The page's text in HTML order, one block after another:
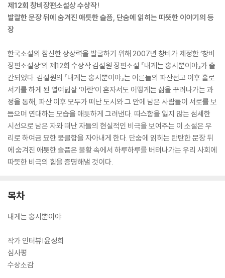
제12회 창비장편소설상 수상작!
발랄한 문장 뒤에 숨겨진 애틋한 슬픔, 단숨에 읽히는 따뜻한 이야기의 등
장
한국소설의 참신한 상상력을 발굴하기 위해 2007년 창비가 제정한 ‘창비
장편소설상’의 제12회 수상작 김설원 장편소설 『내게는 홍시뿐이야』가 출
간되었다. 김설원의 『내게는 홍시뿐이야』는 어른들의 파산선고 이후 홀로
서기를 하게 된 열여덟살 ‘아란’이 혼자서도 어떻게든 삶을 꾸려나가는 과
정을 통해, 파산 이후 모두가 떠난 도시와 그 안에 남은 사람들이 서로를 보
듬으며 연대하는 모습을 애틋하게 그려낸다. 따스함을 잃지 않는 섬세한
시선으로 남은 자와 떠난 자들의 현실적인 비극을 보여주는 이 소설은 우
리로 하여금 묘한 뭉클함을 자아내게 한다. 단숨에 읽히는 탄탄한 문장 뒤
에 숨겨진 애틋한 슬픔은 불황 속에서 하루하루를 버텨나가는 우리 사회에
따뜻한 비극의 힘을 증명해낼 것이다.
목차
내게는 홍시뿐이야
작가 인터뷰|윤성희
심사평
수상소감